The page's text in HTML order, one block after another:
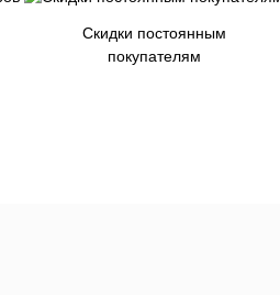
Скидки постоянным
покупателям